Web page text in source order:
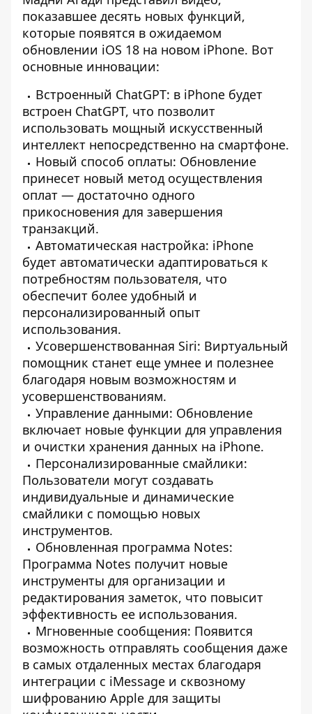
показавшее десять новых функций,
которые появятся в ожидаемом
обновлении iOS 18 на новом iPhone. Вот
основные инновации:
Встроенный ChatGPT: в iPhone будет
встроен ChatGPT, что позволит
использовать мощный искусственный
интеллект непосредственно на смартфоне.
Новый способ оплаты: Обновление
принесет новый метод осуществления
оплат — достаточно одного
прикосновения для завершения
транзакций.
Автоматическая настройка: iPhone
будет автоматически адаптироваться к
потребностям пользователя, что
обеспечит более удобный и
персонализированный опыт
использования.
Усовершенствованная Siri: Виртуальный
помощник станет еще умнее и полезнее
благодаря новым возможностям и
усовершенствованиям.
Управление данными: Обновление
включает новые функции для управления
и очистки хранения данных на iPhone.
Персонализированные смайлики:
Пользователи могут создавать
индивидуальные и динамические
смайлики с помощью новых
инструментов.
Обновленная программа Notes:
Программа Notes получит новые
инструменты для организации и
редактирования заметок, что повысит
эффективность ее использования.
Мгновенные сообщения: Появится
возможность отправлять сообщения даже
в самых отдаленных местах благодаря
интеграции с iMessage и сквозному
шифрованию Apple для защиты